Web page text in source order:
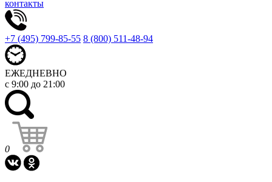
контакты
+7 (495) 799-85-55 8 (800) 511-48-94
ЕЖЕДНЕВНО
с 9:00 до 21:00
0